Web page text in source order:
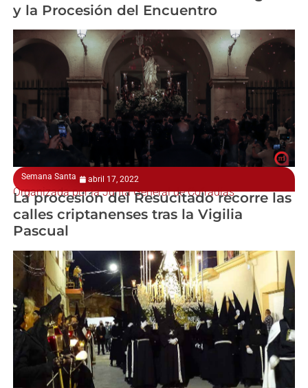
y la Procesión del Encuentro
Semana Santa abril 17, 2022
Organizada por la Junta General de Cofradías
La procesión del Resucitado recorre las
calles criptanenses tras la Vigilia
Pascual